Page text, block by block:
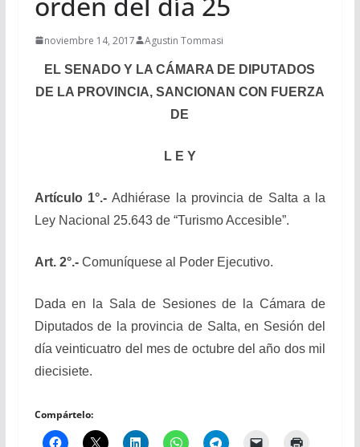
noviembre 14, 2017 Agustin Tommasi
EL SENADO Y LA CÁMARA DE DIPUTADOS
DE LA PROVINCIA, SANCIONAN CON FUERZA
DE
L E Y
Artículo 1°.- Adhiérase la provincia de Salta a la
Ley Nacional 25.643 de “Turismo Accesible”.
Art. 2°.- Comuníquese al Poder Ejecutivo.
Dada en la Sala de Sesiones de la Cámara de
Diputados de la provincia de Salta, en Sesión del
día veinticuatro del mes de octubre del año dos mil
diecisiete.
Compártelo: